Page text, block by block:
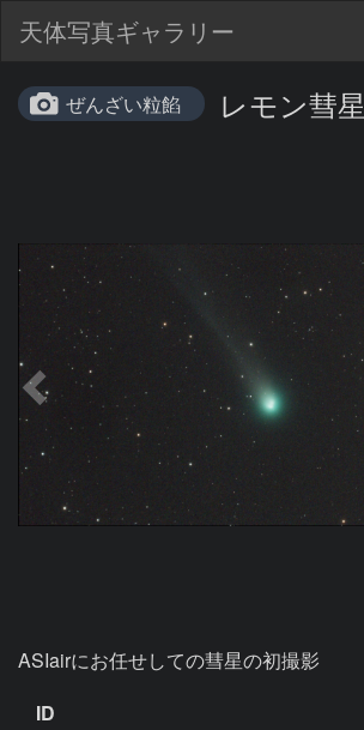
天体写真ギャラリー
ぜんざい粒餡 レモン彗星
ID